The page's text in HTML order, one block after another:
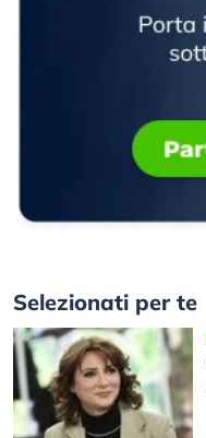
Selezionati per te